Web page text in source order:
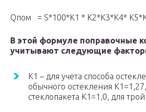
Qпом = S*100*К1 * К2*К3*К4* К5
В этой формуле поправочные
учитывают следующие
К1 – для учета способа
обычного остекления К1
стеклопакета К1 =1,0, для